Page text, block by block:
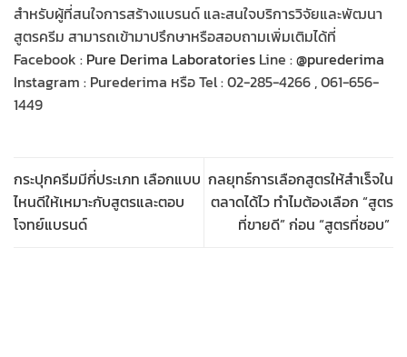
สำหรับผู้ที่สนใจการสร้างแบรนด์ และสนใจบริการวิจัยและพัฒนา
สูตรครีม สามารถเข้ามาปรึกษาหรือสอบถามเพิ่มเติมได้ที่
Facebook : Pure Derima Laboratories Line :@purederima
Instagram : Purederima หรือ Tel : 02-285-4266 , 061-656-
1449
กระปุกครีมมีกี่ประเภท เลือกแบบ
ไหนดีให้เหมาะกับสูตรและตอบ
โจทย์แบรนด์
กลยุทธ์การเลือกสูตรให้สำเร็จใน
ตลาดได้ไว ทำไมต้องเลือก “สูตร
ที่ขายดี” ก่อน “สูตรที่ชอบ”